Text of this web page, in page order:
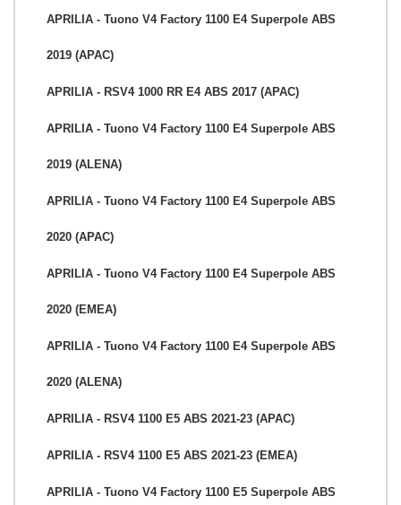
APRILIA - Tuono V4 Factory 1100 E4 Superpole ABS
2019 (APAC)
APRILIA - RSV4 1000 RR E4 ABS 2017 (APAC)
APRILIA - Tuono V4 Factory 1100 E4 Superpole ABS
2019 (ALENA)
APRILIA - Tuono V4 Factory 1100 E4 Superpole ABS
2020 (APAC)
APRILIA - Tuono V4 Factory 1100 E4 Superpole ABS
2020 (EMEA)
APRILIA - Tuono V4 Factory 1100 E4 Superpole ABS
2020 (ALENA)
APRILIA - RSV4 1100 E5 ABS 2021-23 (APAC)
APRILIA - RSV4 1100 E5 ABS 2021-23 (EMEA)
APRILIA - Tuono V4 Factory 1100 E5 Superpole ABS